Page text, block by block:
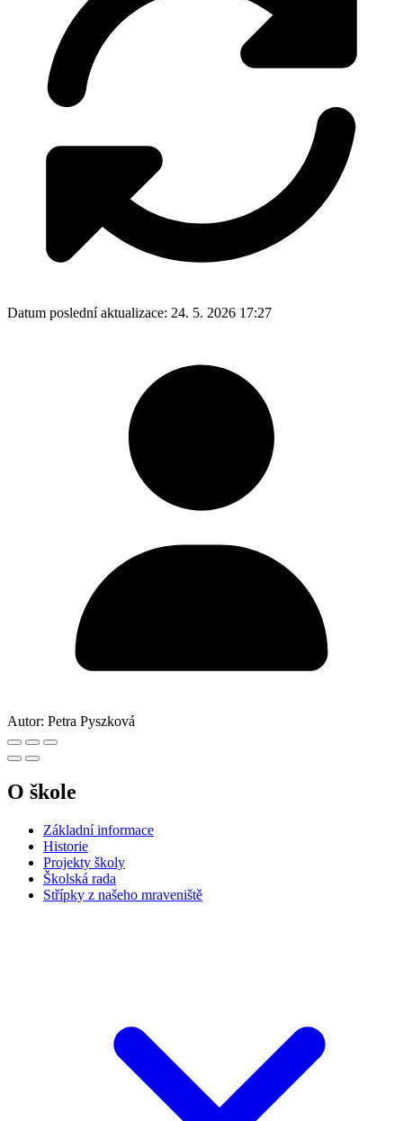
Datum poslední aktualizace: 24. 5. 2026 17:27
Autor: Petra Pyszková
O škole
Základní informace
Historie
Projekty školy
Školská rada
Střípky z našeho mraveniště